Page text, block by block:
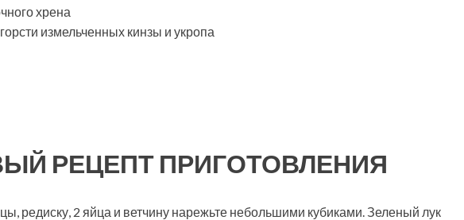
хрена
измельченных кинзы и укропа
РЕЦЕПТ ПРИГОТОВЛЕНИЯ
редиску, 2 яйца и ветчину нарежьте небольшими кубиками. Зеленый лук